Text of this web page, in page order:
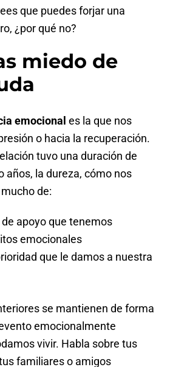
que puedes forjar una
¿por qué no?
miedo de
emocional es la que nos
o hacia la recuperación.
tuvo una duración de
años, la dureza, cómo nos
de:
apoyo que tenemos
emocionales
que le damos a nuestra
se mantienen de forma
emocionalmente
vivir. Habla sobre tus
familiares o amigos